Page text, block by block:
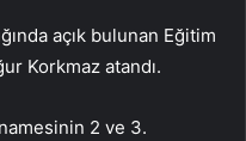
açık bulunan Eğitim
Korkmaz atandı.
2 ve 3.